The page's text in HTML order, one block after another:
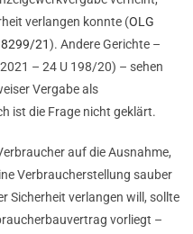
verlangen konnte (OLG
21). Andere Gerichte –
– 24 U 198/20) – sehen
Vergabe als
ist die Frage nicht geklärt.
auf die Ausnahme,
Verbraucherstellung sauber
Sicherheit verlangen will, sollte
vorliegt –